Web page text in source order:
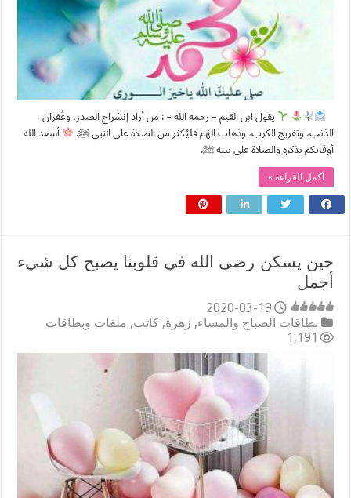
‏يقول ابن القيم – رحمه الله – : ‏من أراد إنشراح الصدر، وغُفران
الذنب، وتفريج الكرب، وذهاب الهَم فليُكثر من الصلاة على النبي ﷺ.
‏أسعد الله
أوقاتكم بذكره والصلاة على نبيه ﷺ.
أكمل القراءة »
حين يسكن رضى الله في قلوبنا يصبح كل شيء
أجمل
2020-03-19
بطاقات الصباح والمساء, زهرة, كاتب, ملفات وبطاقات
1,191